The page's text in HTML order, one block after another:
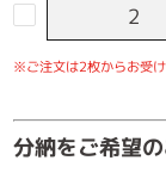
※ご注文は2枚からお受け
分納をご希望